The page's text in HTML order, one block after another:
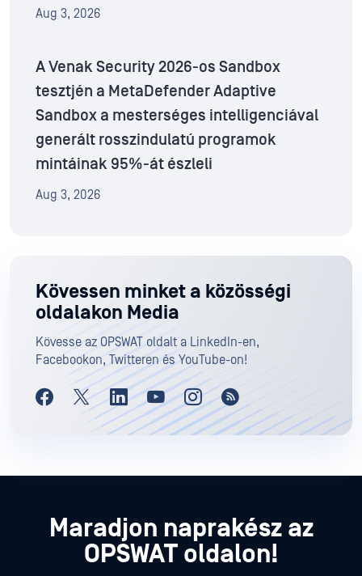
Aug 3, 2026
A Venak Security 2026-os Sandbox
tesztjén a MetaDefender Adaptive
Sandbox a mesterséges intelligenciával
generált rosszindulatú programok
mintáinak 95%-át észleli
Aug 3, 2026
Kövessen minket a közösségi
oldalakon Media
Kövesse az OPSWAT oldalt a LinkedIn-en,
Facebookon, Twitteren és YouTube-on!
Maradjon naprakész az
OPSWAT oldalon!